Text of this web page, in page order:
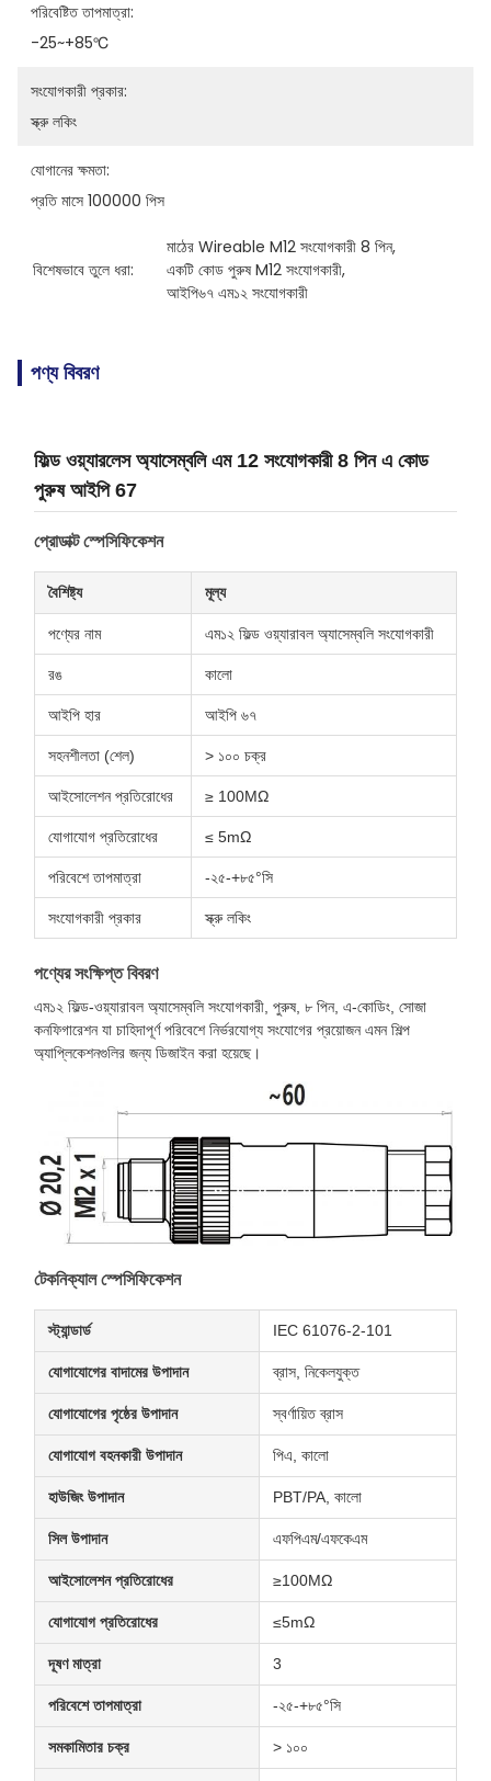
পরিবেষ্টিত তাপমাত্রা:
-25~+85℃
সংযোগকারী প্রকার:
স্ক্রু লকিং
যোগানের ক্ষমতা:
প্রতি মাসে 100000 পিস
বিশেষভাবে তুলে ধরা:
মাঠের Wireable M12 সংযোগকারী 8 পিন,
একটি কোড পুরুষ M12 সংযোগকারী,
আইপি৬৭ এম১২ সংযোগকারী
পণ্য বিবরণ
ফিল্ড ওয়্যারলেস অ্যাসেম্বলি এম 12 সংযোগকারী 8 পিন এ কোড
পুরুষ আইপি 67
প্রোডাক্ট স্পেসিফিকেশন
বৈশিষ্ট্য মূল্য
পণ্যের নাম এম১২ ফিল্ড ওয়্যারাবল অ্যাসেম্বলি সংযোগকারী
রঙ কালো
আইপি হার আইপি ৬৭
সহনশীলতা (শেল) > ১০০ চক্র
আইসোলেশন প্রতিরোধের ≥ 100MΩ
যোগাযোগ প্রতিরোধের ≤ 5mΩ
পরিবেশে তাপমাত্রা -২৫-+৮৫°সি
সংযোগকারী প্রকার স্ক্রু লকিং
পণ্যের সংক্ষিপ্ত বিবরণ
এম১২ ফিল্ড-ওয়্যারাবল অ্যাসেম্বলি সংযোগকারী, পুরুষ, ৮ পিন, এ-কোডিং, সোজা
কনফিগারেশন যা চাহিদাপূর্ণ পরিবেশে নির্ভরযোগ্য সংযোগের প্রয়োজন এমন শিল্প
অ্যাপ্লিকেশনগুলির জন্য ডিজাইন করা হয়েছে।
টেকনিক্যাল স্পেসিফিকেশন
স্ট্যান্ডার্ড IEC 61076-2-101
যোগাযোগের বাদামের উপাদান ব্রাস, নিকেলযুক্ত
যোগাযোগের পৃষ্ঠের উপাদান স্বর্ণায়িত ব্রাস
যোগাযোগ বহনকারী উপাদান পিএ, কালো
হাউজিং উপাদান PBT/PA, কালো
সিল উপাদান এফপিএম/এফকেএম
আইসোলেশন প্রতিরোধের ≥100MΩ
যোগাযোগ প্রতিরোধের ≤5mΩ
দূষণ মাত্রা 3
পরিবেশে তাপমাত্রা -২৫-+৮৫°সি
সমকামিতার চক্র > ১০০